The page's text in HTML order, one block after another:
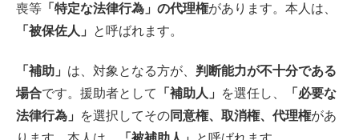
喪等 「特定な法律行為」の代理権があります。本人は、
「被保佐人」
と呼ばれます。
「補助」 は、対象となる方が、 判断能力が不十分である
場合です。援助者として 「補助人」 を選任し、
「必要な
法律行為」
を選択してその同意権、取消権、代理権があ